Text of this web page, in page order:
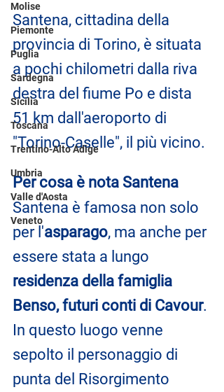
Molise
Piemonte
Puglia
Sardegna
Sicilia
Toscana
Trentino-Alto Adige
Umbria
Valle d'Aosta
Veneto
Santena, cittadina della
provincia di Torino, è situata
a pochi chilometri dalla riva
destra del fiume Po e dista
51 km dall'aeroporto di
"Torino-Caselle", il più vicino.
Per cosa è nota Santena
Santena è famosa non solo
per l'asparago, ma anche per
essere stata a lungo
residenza della famiglia
Benso, futuri conti di Cavour.
In questo luogo venne
sepolto il personaggio di
punta del Risorgimento